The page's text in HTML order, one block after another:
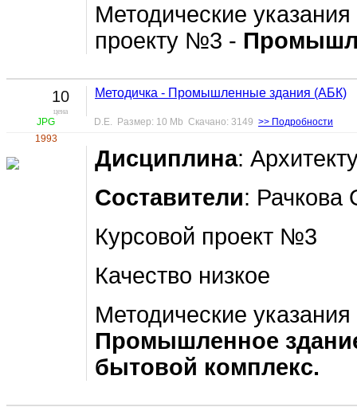
Методические
проекту №3 -
10
цена
JPG
1993
Методичка - Промышленные здания (АБК)
D.E. Размер: 10 Mb Скачано: 3149 >> Подробности
Дисциплина:
Составители: Рачкова
Курсовой проект №3
Качество низкое
Методические
Промышленное
бытовой комплекс.